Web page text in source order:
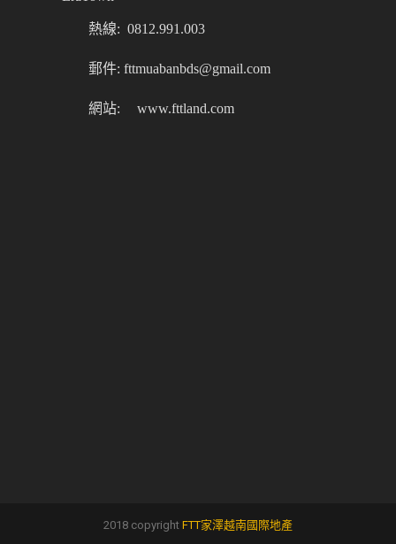
熱線: 0812.991.003
郵件: fttmuabanbds@gmail.com
網站: www.fttland.com
2018 copyright FTT家澤越南國際地產